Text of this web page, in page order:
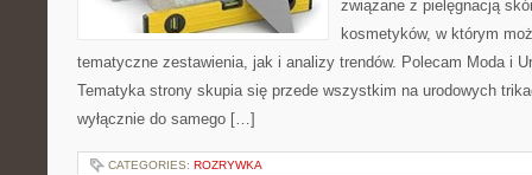
związane z pielęgnacją
kosmetyków, w którym
tematyczne zestawienia, jak i analizy trendów. Polecam Moda i
Tematyka strony skupia się przede wszystkim na urodowych
wyłącznie do samego […]
CATEGORIES: ROZRYWKA